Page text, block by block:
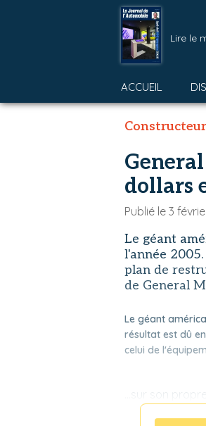
Lire le
ACCUEIL
dollars
Publié le 3
Le géant
l'année
plan de
de General
Le géant
résultat est dû
celui de
...sur son